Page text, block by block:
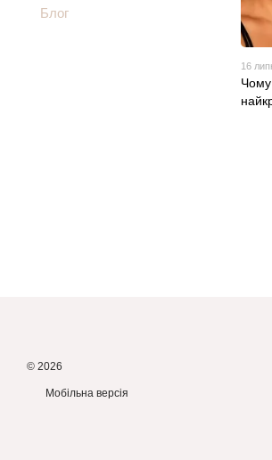
16
Чому
Блог
© 2026
Мобільна версія